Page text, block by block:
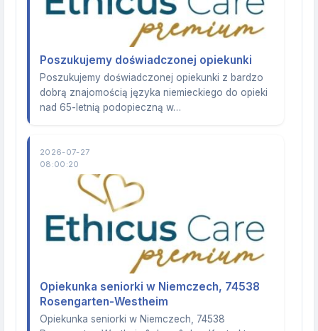
Poszukujemy doświadczonej opiekunki
Poszukujemy doświadczonej opiekunki z bardzo
dobrą znajomością języka niemieckiego do opieki
nad 65-letnią podopieczną w…
2026-07-27
08:00:20
Opiekunka seniorki w Niemczech, 74538
Rosengarten-Westheim
Opiekunka seniorki w Niemczech, 74538